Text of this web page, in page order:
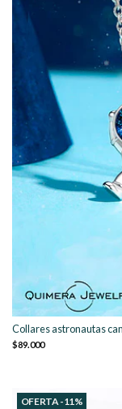
Collares astronautas
$89.000
OFERTA -11%